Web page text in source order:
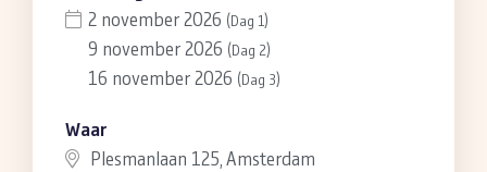
2 november 2026 (Dag 1)
9 november 2026 (Dag 2)
16 november 2026 (Dag 3)
Waar
Plesmanlaan 125, Amsterdam